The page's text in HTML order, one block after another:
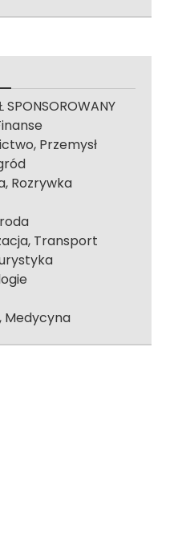
SPONSOROWANY
Przemysł
Rozrywka
Transport
Medycyna